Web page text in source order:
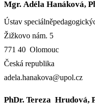
Mgr. Adéla Hanáková,
Ústav
Žižkovo nám. 5
771 40 Olomouc
Česká republika
adela.hanakova@upol.cz
PhDr. Tereza Hrudová,